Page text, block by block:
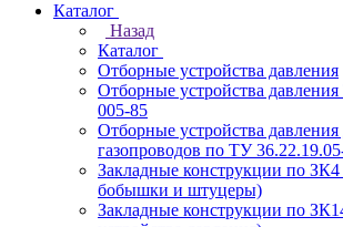
Каталог
Назад
Каталог
Отборные устройства давления
Отборные устройства
005-85
Отборные устройства давления
газопроводов по ТУ
Закладные конструкции по
бобышки и штуцеры)
Закладные конструкции по